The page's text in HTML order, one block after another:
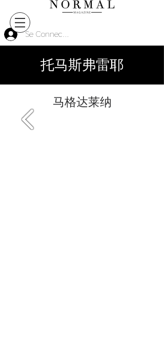
Se Connecter
托马斯弗雷耶
马格达莱纳